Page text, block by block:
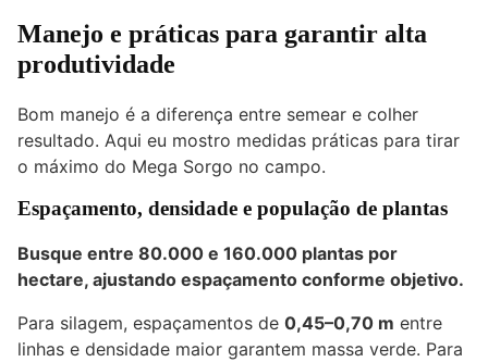
Manejo e práticas para garantir alta
produtividade
Bom manejo é a diferença entre semear e colher
resultado. Aqui eu mostro medidas práticas para tirar
o máximo do Mega Sorgo no campo.
Espaçamento, densidade e população de plantas
Busque entre 80.000 e 160.000 plantas por
hectare, ajustando espaçamento conforme objetivo.
Para silagem, espaçamentos de 0,45–0,70 m entre
linhas e densidade maior garantem massa verde. Para